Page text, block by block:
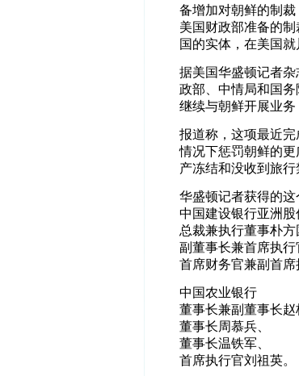
备增加对朝鲜的制
美国财政部准备的
国的实体，在美国
据美国华盛顿记者
政部、中情局和国
继续与朝鲜开展业务
报道称，这项最近
情况下惩罚朝鲜的
产冻结和没收到旅行
华盛顿记者获得的这
中国建设银行亚洲股
总裁兼执行董事朴方
副董事长兼首席执行
首席财务官兼副首席
中国农业银行
董事长兼副董事长赵
董事长周慕兵、
董事长温铁军、
首席执行官刘祖英。